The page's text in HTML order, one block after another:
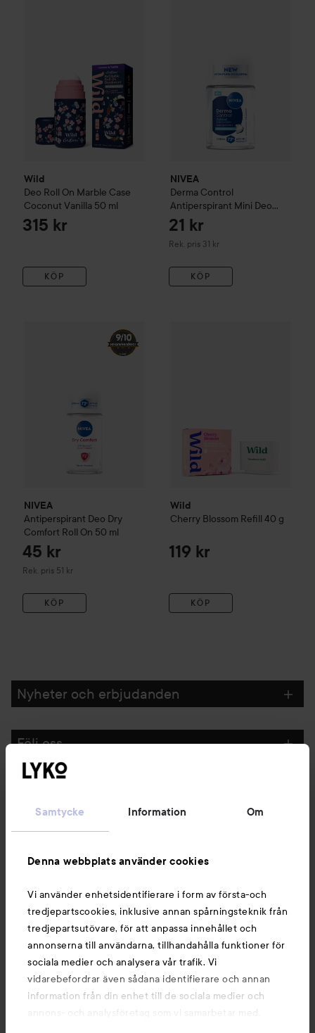
Samtycke Information Om
Denna webbplats använder cookies
Vi använder enhetsidentifierare i form av första-och
tredjepartscookies, inklusive annan spårningsteknik från
tredjepartsutövare, för att anpassa innehållet och
annonserna till användarna, tillhandahålla funktioner för
sociala medier och analysera vår trafik. Vi
vidarebefordrar även sådana identifierare och annan
information från din enhet till de sociala medier och
annons- och analysföretag som vi samarbetar med.
Wild
Deo Roll On Marble Case
Coconut Vanilla 50 ml
315 kr
KÖP
NIVEA
Derma Control
Antiperspirant Mini Deo
Defend Roll On
21 kr
Rek. pris 31 kr
Rekommenderat pris 31 kr
KÖP
NIVEA
Antiperspirant Deo Dry
Comfort Roll On 50 ml
45 kr
Rek. pris 51 kr
Rekommenderat pris 51 kr
KÖP
Antiperspirant Deo Dry Comfort Roll On
Wild
Cherry Blossom Refill 40 g
119 kr
KÖP
Nyheter och erbjudanden
Följ oss
Du kanske också gillar